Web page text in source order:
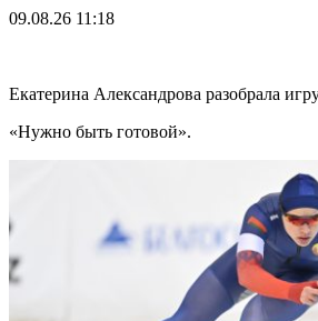
09.08.26 11:18
Екатерина Александрова разобрала
«Нужно быть готовой».